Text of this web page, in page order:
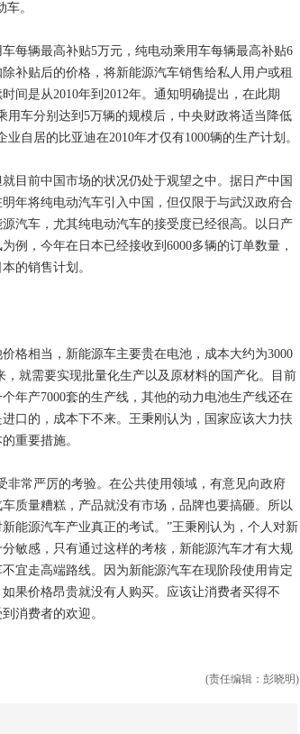
。
辆最高补贴5万元，纯电动乘用车每辆最高补贴6
补贴后的价格，将新能源汽车销售给私人用户或租
间是从2010年到2012年。通知明确提出，在此期
用车分别达到5万辆的规模后，中央财政将适当降低
自居的比亚迪在2010年才仅有1000辆的生产计划。
前中国市场的状况仍处于观望之中。据日产中国
年将纯电动汽车引入中国，但仅限于与武汉政府合
汽车，尤其纯电动汽车的接受度已经很高。以日产
例，今年在日本已经接收到6000多辆的订单数量，
的销售计划。
相当，新能源车主要贵在电池，成本大约为3000
就需要实现批量化生产以及原材料的国产化。目前
年产7000套的生产线，其他的动力电池生产线还在
口的，成本下不来。王秉刚认为，国家应该大力扶
重要措施。
常严厉的考验。在公共使用领域，有意见向政府
质量糟糕，产品就没有市场，品牌也要搞砸。所以
能源汽车产业真正的考试。”王秉刚认为，个人对新
敏感，只有通过这样的考核，新能源汽车才有大规
宜走高端路线。因为新能源汽车在现阶段使用肯定
果价格昂贵就没有人购买。应该让消费者买得不
消费者的欢迎。
(责任编辑：彭晓明)